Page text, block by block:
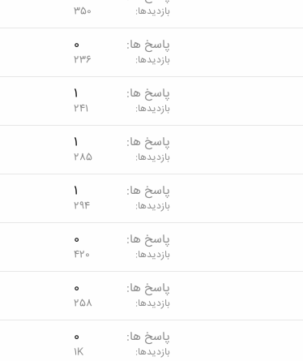
بازدیدها 350
پاسخ ها 0
بازدیدها 236
پاسخ ها 1
بازدیدها 241
پاسخ ها 1
بازدیدها 285
پاسخ ها 1
بازدیدها 294
پاسخ ها 0
بازدیدها 420
پاسخ ها 0
بازدیدها 258
پاسخ ها 0
بازدیدها 1K